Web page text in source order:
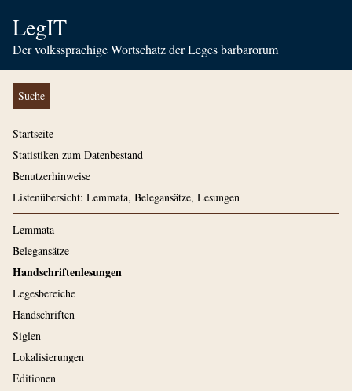
LegIT
Der volkssprachige Wortschatz der Leges barbarorum
Suche
Startseite
Statistiken zum Datenbestand
Benutzerhinweise
Listenübersicht: Lemmata, Belegansätze, Lesungen
Lemmata
Belegansätze
Handschriftenlesungen
Legesbereiche
Handschriften
Siglen
Lokalisierungen
Editionen